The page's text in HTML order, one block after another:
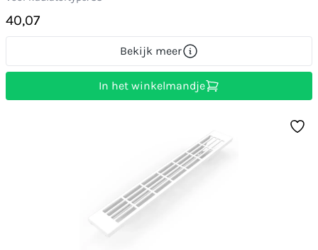
40,07
Bekijk meer
In het winkelmandje